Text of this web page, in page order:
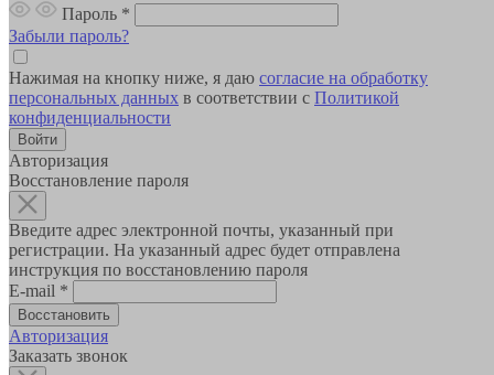
Пароль *
Забыли пароль?
Нажимая на кнопку ниже, я даю согласие на обработку
персональных данных в соответствии с Политикой
конфиденциальности
Авторизация
Восстановление пароля
Введите адрес электронной почты, указанный при
регистрации. На указанный адрес будет отправлена
инструкция по восстановлению пароля
E-mail *
Авторизация
Заказать звонок